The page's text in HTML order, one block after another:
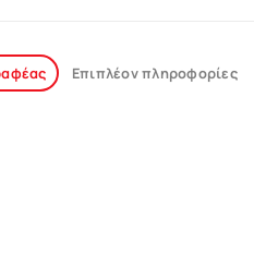
Επιπλέον πληροφορίες